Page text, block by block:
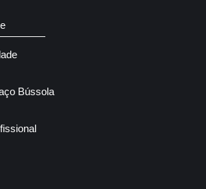
Bússola